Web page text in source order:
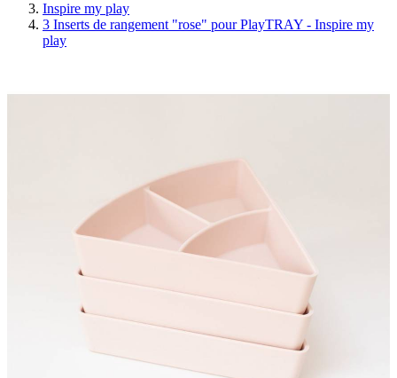
Inspire my play
3 Inserts de rangement "rose" pour PlayTRAY - Inspire my
play